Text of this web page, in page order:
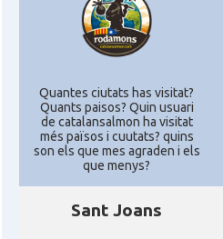
Quantes ciutats has visitat?
Quants paisos? Quin usuari
de catalansalmon ha visitat
més països i cuutats? quins
son els que mes agraden i els
que menys?
Sant Joans